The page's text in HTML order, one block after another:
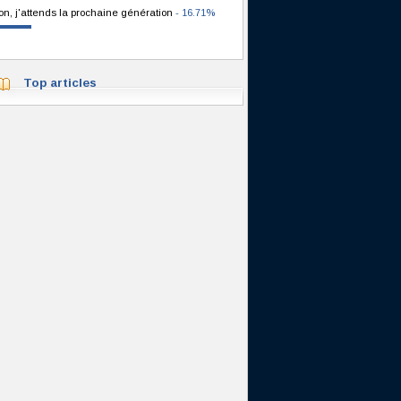
j'attends la prochaine génération - 16.71%
Top articles